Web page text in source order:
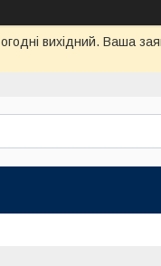
вихідний. Ваша